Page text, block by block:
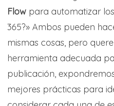
Flow para automatizar
365?» Ambos pueden
mismas cosas, pero
herramienta adecuada
publicación,
mejores prácticas para